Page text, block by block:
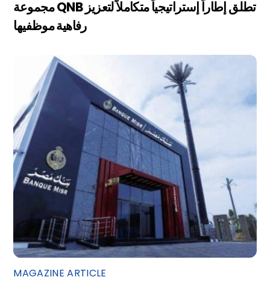
مجموعة QNB تطلق إطاراً إستراتيجياً متكاملاً لتعزيز
رفاهية موظفيها
MAGAZINE ARTICLE